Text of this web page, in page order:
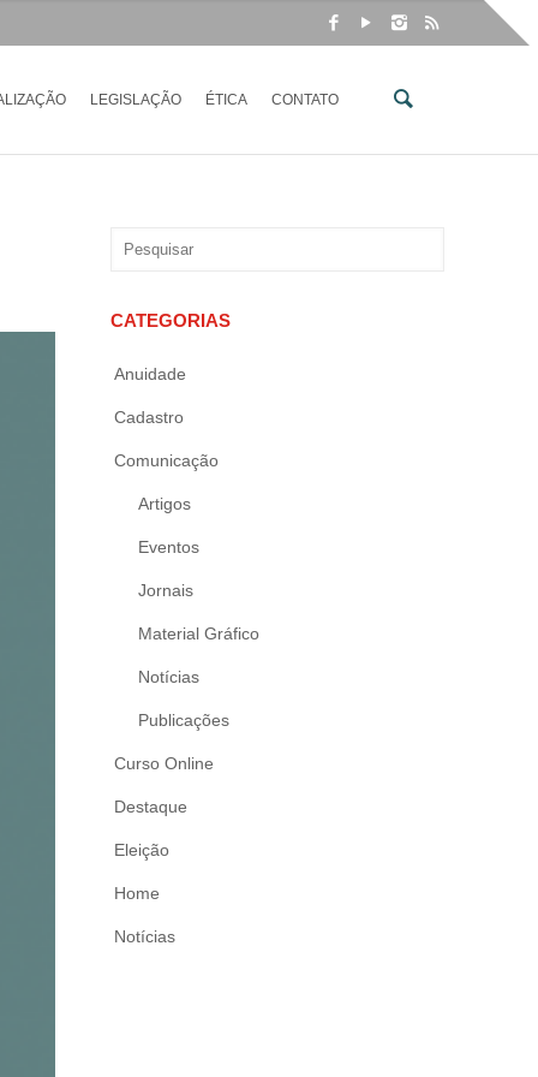
LEGISLAÇÃO ÉTICA CONTATO
CATEGORIAS
Anuidade
Cadastro
Comunicação
Artigos
Eventos
Jornais
Material Gráfico
Notícias
Publicações
Curso Online
Destaque
Eleição
Home
Notícias